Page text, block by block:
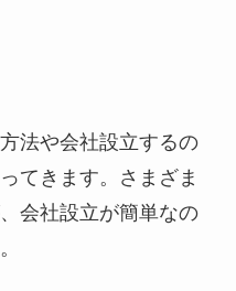
法や会社設立するの
てきます。さまざま
会社設立が簡単なの